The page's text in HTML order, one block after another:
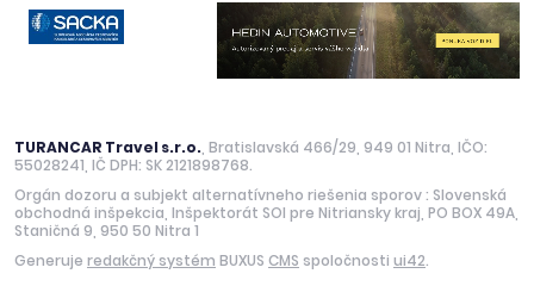
TURANCAR Travel s.r.o. , Bratislavská 466/29, 949 01 Nitra, IČO:
55028241, IČ DPH: SK 2121898768.
Orgán dozoru a subjekt alternatívneho riešenia sporov : Slovenská
obchodná inšpekcia, Inšpektorát SOI pre Nitriansky kraj, PO BOX 49A,
Staničná 9, 950 50 Nitra 1
Generuje redakčný systém BUXUS CMS spoločnosti ui42.
Vyhrajte 100 EUR na ďalší zájazd!
Registrujte svoj email a každý mesiac môžete vyhrať.